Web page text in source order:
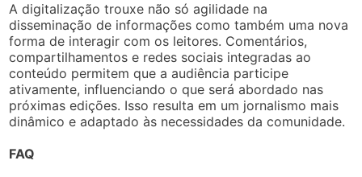
A digitalização trouxe não só agilidade na
disseminação de informações como também uma nova
forma de interagir com os leitores. Comentários,
compartilhamentos e redes sociais integradas ao
conteúdo permitem que a audiência participe
ativamente, influenciando o que será abordado nas
próximas edições. Isso resulta em um jornalismo mais
dinâmico e adaptado às necessidades da comunidade.
FAQ